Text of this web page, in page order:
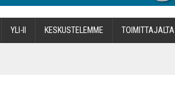
YLI-II KES­KUS­TE­LEM­ME TOI­MIT­TA­JAL­TA